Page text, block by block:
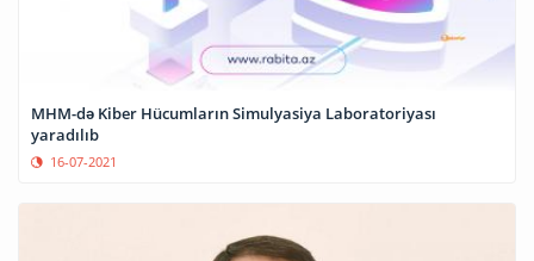
MHM-də Kiber Hücumların Simulyasiya Laboratoriyası
yaradılıb
16-07-2021